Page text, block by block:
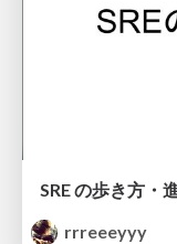
rrreeeyyy